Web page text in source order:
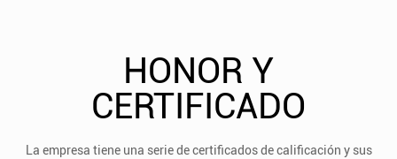
HONOR Y
CERTIFICADO
La empresa tiene una serie de certificados de calificación y sus